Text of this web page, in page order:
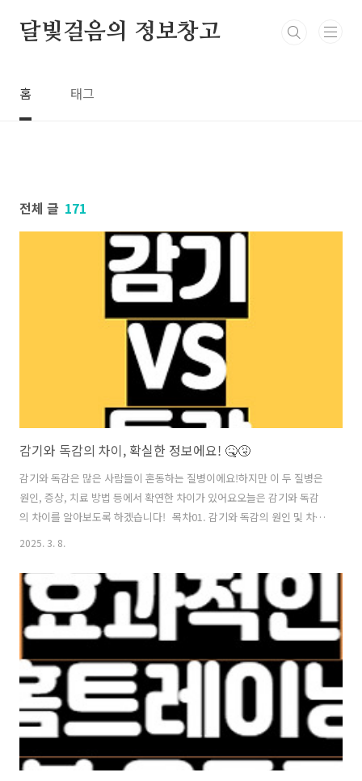
달빛걸음의 정보창고
홈 태그
전체 글 171
감기와 독감의 차이, 확실한 정보에요! 🤒🤧
감기와 독감은 많은 사람들이 혼동하는 질병이에요!하지만 이 두 질병은
원인, 증상, 치료 방법 등에서 확연한 차이가 있어요오늘은 감기와 독감
의 차이를 알아보도록 하겠습니다! 목차01. 감기와 독감의 원인 및 차이
점02. 감기와 독감의 전염 경로 및 치료 방법03. 가기와 독감을 예방하는
감, 무엇이 다를까? 감기와 독감은 둘 다 호흡기 감염 질환이지만, 원
인 바이러스와 증상의 강도에서 차이가 있습니다. 감기는 주로 리노바
이러스(Rhinovirus)에 의해 발생하며, 비교적 경미한 증상을 유발합니
다. 반면, 독감(인플루엔자)은 인플루엔자 바이러스(Influenza Virus)
2025. 3. 8.